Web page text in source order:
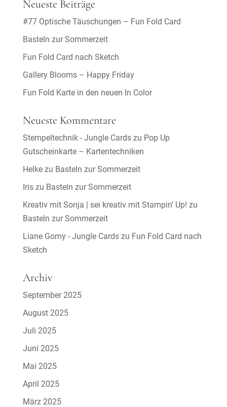
Neueste Beiträge
#77 Optische Täuschungen – Fun Fold Card
Basteln zur Sommerzeit
Fun Fold Card nach Sketch
Gallery Blooms – Happy Friday
Fun Fold Karte in den neuen In Color
Neueste Kommentare
Stempeltechnik - Jungle Cardszu Pop Up
Gutscheinkarte – Kartentechniken
Helkezu Basteln zur Sommerzeit
Iriszu Basteln zur Sommerzeit
Kreativ mit Sonja | sei kreativ mit Stampin’ Up! zu
Basteln zur Sommerzeit
Liane Gorny - Jungle Cardszu Fun Fold Card nach
Sketch
Archiv
September 2025
August 2025
Juli 2025
Juni 2025
Mai 2025
April 2025
März 2025